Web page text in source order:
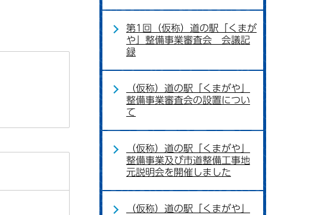
第1回（仮称）道の駅「くまが
や」整備事業審査会 会議記
録
（仮称）道の駅「くまがや」
整備事業審査会の設置につい
て
（仮称）道の駅「くまがや」
整備事業及び市道整備工事地
元説明会を開催しました
（仮称）道の駅「くまがや」